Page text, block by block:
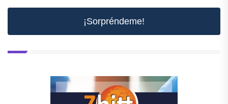
¡Sorpréndeme!